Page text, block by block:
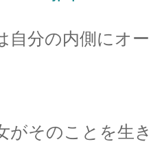
自分の内側にオ
がそのことを生